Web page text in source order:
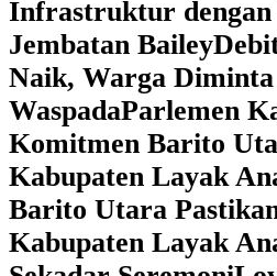
Infrastruktur dengan
Jembatan Bailey
Naik, Warga Diminta
WaspadaParlemen
Komitmen Barito
Kabupaten Layak
Barito Utara
Kabupaten Layak